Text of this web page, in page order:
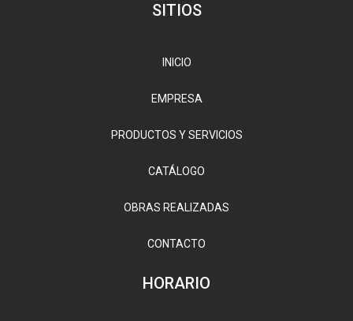
SITIOS
INICIO
EMPRESA
PRODUCTOS Y SERVICIOS
CATÁLOGO
OBRAS REALIZADAS
CONTACTO
HORARIO